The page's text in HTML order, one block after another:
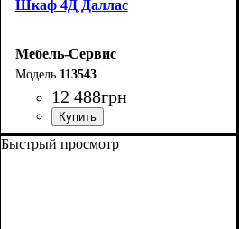
Шкаф 4Д Даллас
Мебель-Сервис
113543
12 488грн
Быстрый просмотр